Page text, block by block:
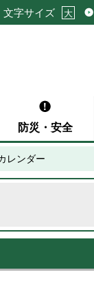
文字サイズ 大
防災・安全
レンダー